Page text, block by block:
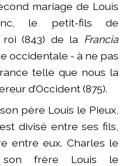
mariage de Louis
le petit-fils de
roi (843) de la Francia
occidentale - à ne pas
telle que nous la
d’Occident (875).
père Louis le Pieux,
divisé entre ses fils,
entre eux. Charles le
son frère Louis le